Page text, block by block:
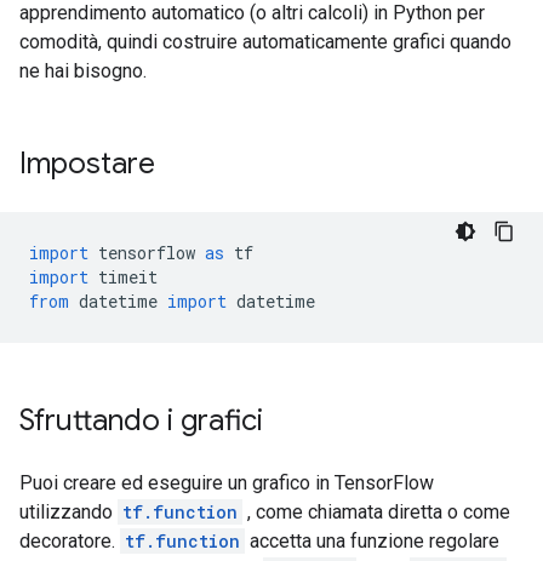
apprendimento automatico (o altri calcoli) in Python per
comodità, quindi costruire automaticamente grafici quando
ne hai bisogno.
Impostare
import tensorflow as tf
import timeit
from datetime import datetime
Sfruttando i grafici
Puoi creare ed eseguire un grafico in TensorFlow
utilizzando tf.function , come chiamata diretta o come
decoratore. tf.function accetta una funzione regolare